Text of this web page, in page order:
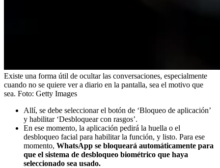
Existe una forma útil de ocultar las conversaciones, especialmente
cuando no se quiere ver a diario en la pantalla, sea el motivo que
sea. Foto: Getty Images
Allí, se debe seleccionar el botón de ‘Bloqueo de aplicación’
y habilitar ‘Desbloquear con rasgos’.
En ese momento, la aplicación pedirá la huella o el
desbloqueo facial para habilitar la función, y listo. Para ese
momento, WhatsApp se bloqueará automáticamente para
que el sistema de desbloqueo biométrico que haya
seleccionado sea usado.